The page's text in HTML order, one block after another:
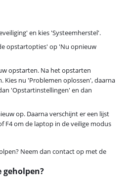
en kies 'Systeemherstel'.
opstartopties' op 'Nu opnieuw
opstarten. Na het opstarten
Kies nu 'Problemen oplossen', daarna
'Opstartinstellingen' en dan
op. Daarna verschijnt er een lijst
F4 om de laptop in de veilige modus
Neem dan contact op met de
geholpen?